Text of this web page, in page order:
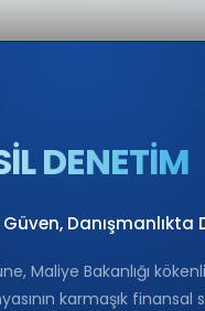
DENETİM
Danışmanlıkta
Maliye Bakanlığı
karmaşık finansal